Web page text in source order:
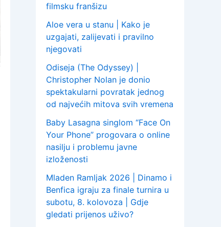
filmsku franšizu
Aloe vera u stanu | Kako je
uzgajati, zalijevati i pravilno
njegovati
Odiseja (The Odyssey) |
Christopher Nolan je donio
spektakularni povratak jednog
od najvećih mitova svih vremena
Baby Lasagna singlom “Face On
Your Phone” progovara o online
nasilju i problemu javne
izloženosti
Mladen Ramljak 2026 | Dinamo i
Benfica igraju za finale turnira u
subotu, 8. kolovoza | Gdje
gledati prijenos uživo?